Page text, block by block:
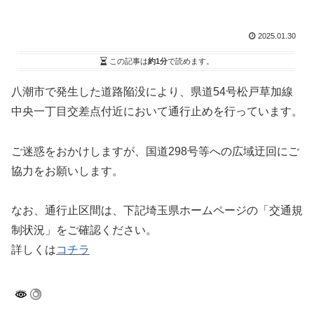
2025.01.30
この記事は約1分で読めます。
八潮市で発生した道路陥没により、県道54号松戸草加線
中央一丁目交差点付近において通行止めを行っています。
ご迷惑をおかけしますが、国道298号等への広域迂回にご
協力をお願いします。
なお、通行止区間は、下記埼玉県ホームページの「交通規
制状況」をご確認ください。
詳しくはコチラ